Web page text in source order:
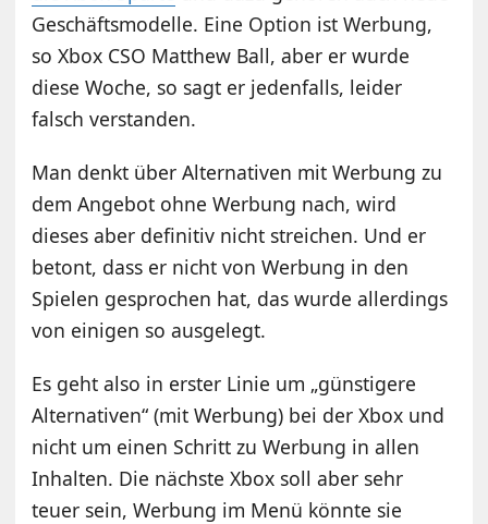
Geschäftsmodelle. Eine Option ist Werbung,
so Xbox CSO Matthew Ball, aber er wurde
diese Woche, so sagt er jedenfalls, leider
falsch verstanden.
Man denkt über Alternativen mit Werbung zu
dem Angebot ohne Werbung nach, wird
dieses aber definitiv nicht streichen. Und er
betont, dass er nicht von Werbung in den
Spielen gesprochen hat, das wurde allerdings
von einigen so ausgelegt.
Es geht also in erster Linie um „günstigere
Alternativen“ (mit Werbung) bei der Xbox und
nicht um einen Schritt zu Werbung in allen
Inhalten. Die nächste Xbox soll aber sehr
teuer sein, Werbung im Menü könnte sie